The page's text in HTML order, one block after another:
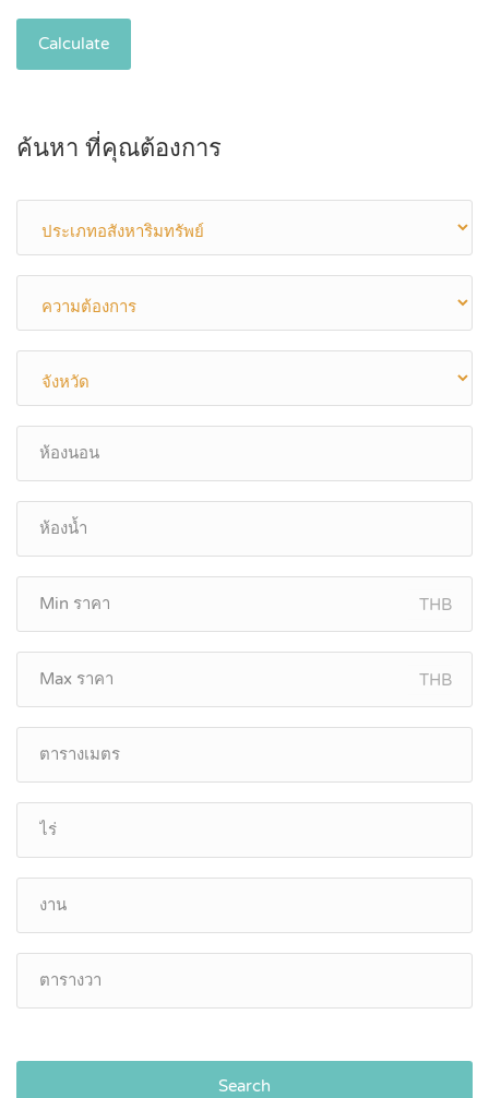
Calculate
ค้นหา ที่คุณต้องการ
THB
THB
Search